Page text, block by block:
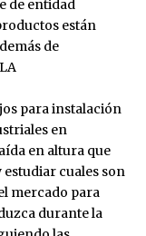
de entidad
están
de
para instalación
en
en altura que
cuales son
mercado para
durante la